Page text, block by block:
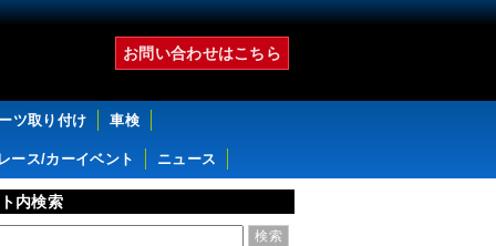
お問い合わせはこちら
ツ取り付け 車検
レース/カーイベント ニュース
内検索